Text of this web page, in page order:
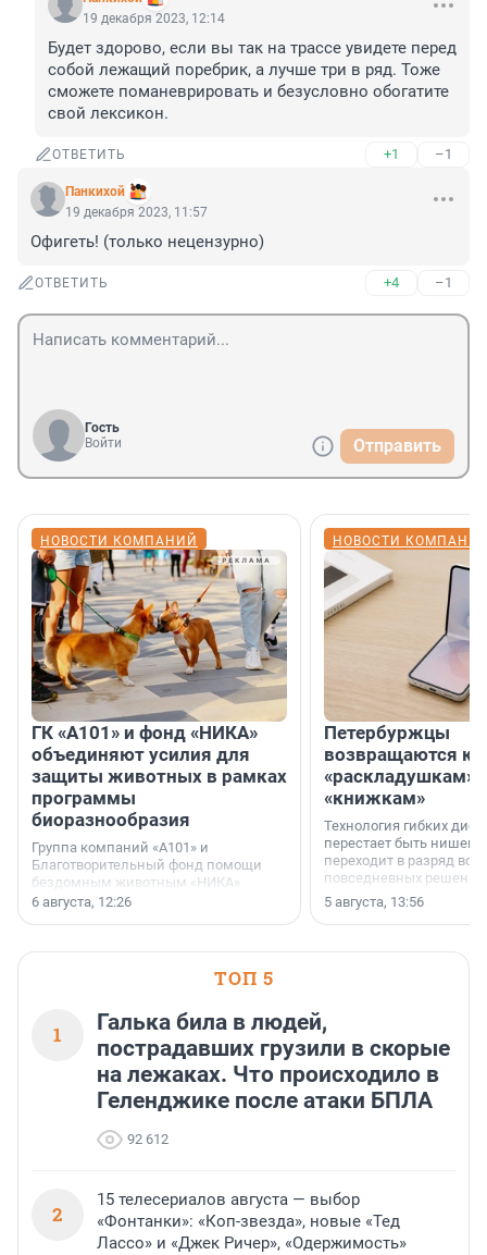
19 декабря 2023, 12:14
Будет здорово, если вы так на трассе увидете перед
собой лежащий поребрик, а лучше три в ряд. Тоже
сможете поманеврировать и безусловно обогатите
свой лексикон.
ОТВЕТИТЬ +1 –1
Панкихой
19 декабря 2023, 11:57
Офигеть! (только нецензурно)
ОТВЕТИТЬ +4 –1
Гость
Войти
Отправить
НОВОСТИ КОМПАНИЙ
ГК «А101» и фонд «НИКА»
объединяют усилия для
защиты животных в рамках
программы
биоразнообразия
Группа компаний «А101» и
Благотворительный фонд помощи
бездомным животным «НИКА»
заключили соглашение о
6 августа, 12:26
НОВОСТИ
Петербуржцы
возвращаются к
«раскладушкам»
«книжкам»
Технология гибких
перестает быть
переходит в разряд
повседневных
5 августа, 13:56
ТОП 5
1
Галька била в людей,
пострадавших грузили в скорые
на лежаках. Что происходило в
Геленджике после атаки БПЛА
92 612
2
15 телесериалов августа — выбор
«Фонтанки»: «Коп-звезда», новые «Тед
Лассо» и «Джек Ричер», «Одержимость»